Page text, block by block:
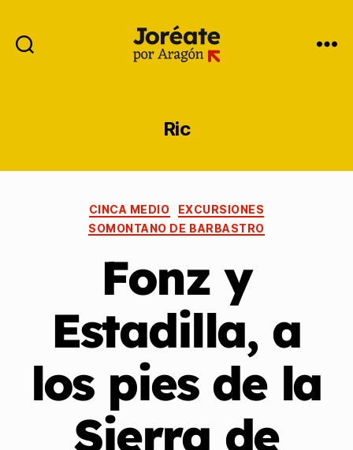
Ric
CINCA MEDIO
EXCURSIONES
SOMONTANO DE BARBASTRO
Fonz y
Estadilla, a
los pies de la
Sierra de